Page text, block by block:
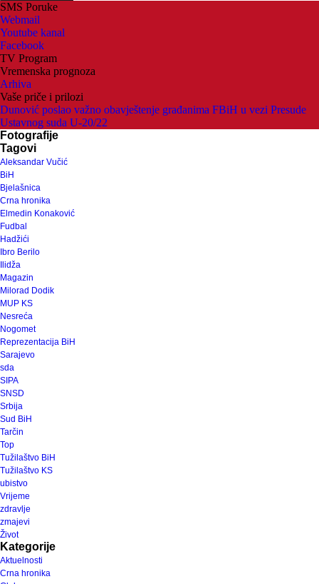
SMS Poruke
Webmail
Youtube kanal
Facebook
TV Program
Vremenska prognoza
Arhiva
Vaše priče i prilozi
Dunović poslao važno obavještenje građanima FBiH u vezi Presude
Ustavnog suda U-20/22
Fotografije
Tagovi
Aleksandar Vučić
BiH
Bjelašnica
Crna hronika
Elmedin Konaković
Fudbal
Hadžići
Ibro Berilo
Ilidža
Magazin
Milorad Dodik
MUP KS
Nesreća
Nogomet
Reprezentacija BiH
Sarajevo
sda
SIPA
SNSD
Srbija
Sud BiH
Tarčin
Top
Tužilaštvo BiH
Tužilaštvo KS
ubistvo
Vrijeme
zdravlje
zmajevi
Život
Kategorije
Aktuelnosti
Crna hronika